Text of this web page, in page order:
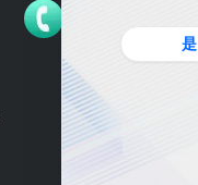
是